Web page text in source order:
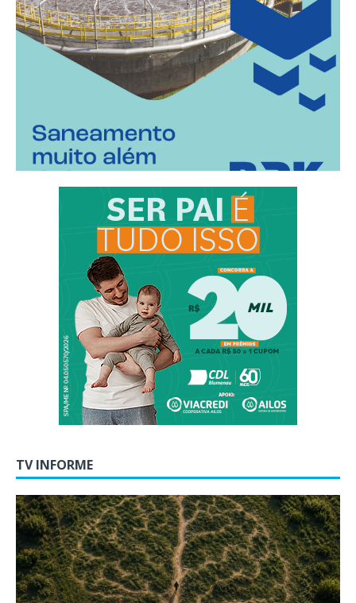
TV INFORME